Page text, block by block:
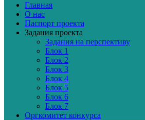
Главная
О нас
Паспорт проекта
Задания проекта
Задания на перспективу
Блок 1
Блок 2
Блок 3
Блок 4
Блок 5
Блок 6
Блок 7
Оргкомитет конкурса